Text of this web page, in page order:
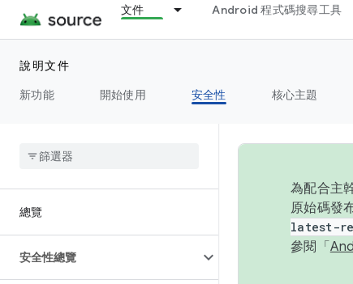
文件 Android 程式碼搜尋工具
說明文件
新功能
開始使用 安全性 核心主題
總覽
安全性總覽
為配合主
原始碼發
latest-
參閱「